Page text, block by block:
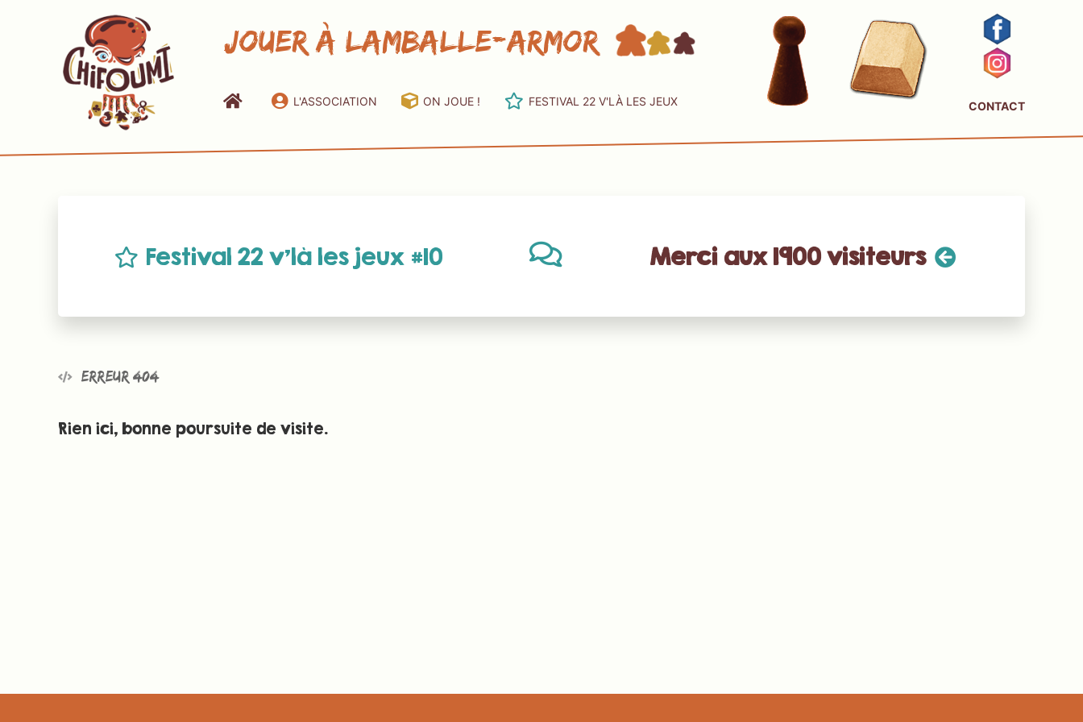
Jouer à Lamballe-Armor
L'ASSOCIATION ON JOUE ! FESTIVAL 22 V'LÀ LES JEUX CONTACT
Festival 22 v’là les jeux #10 Merci aux 1900 visiteurs
Erreur 404
Rien ici, bonne poursuite de visite.